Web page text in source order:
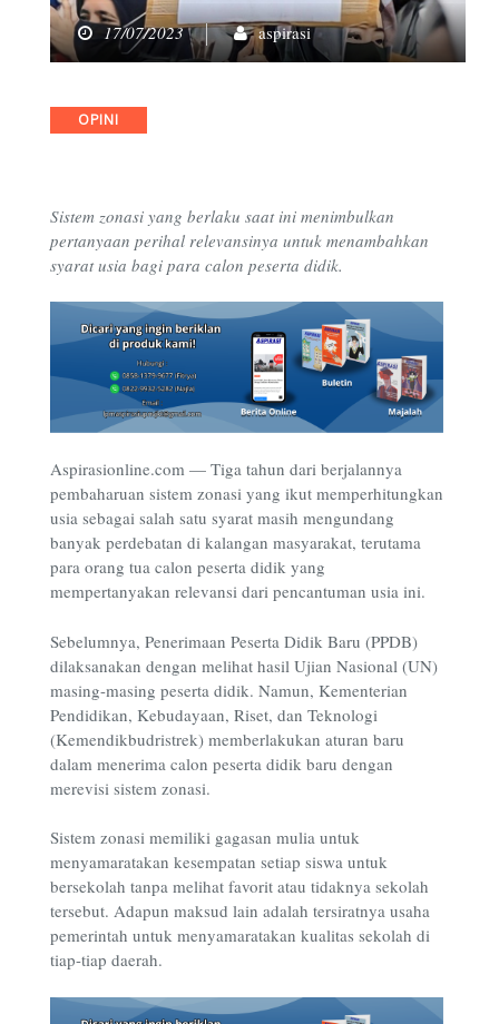
17/07/2023 aspirasi
Categories
OPINI
Sistem zonasi yang berlaku saat ini menimbulkan
pertanyaan perihal relevansinya untuk menambahkan
syarat usia bagi para calon peserta didik.
Aspirasionline.com — Tiga tahun dari berjalannya
pembaharuan sistem zonasi yang ikut memperhitungkan
usia sebagai salah satu syarat masih mengundang
banyak perdebatan di kalangan masyarakat, terutama
para orang tua calon peserta didik yang
mempertanyakan relevansi dari pencantuman usia ini.
Sebelumnya, Penerimaan Peserta Didik Baru (PPDB)
dilaksanakan dengan melihat hasil Ujian Nasional (UN)
masing-masing peserta didik. Namun, Kementerian
Pendidikan, Kebudayaan, Riset, dan Teknologi
(Kemendikbudristrek) memberlakukan aturan baru
dalam menerima calon peserta didik baru dengan
merevisi sistem zonasi.
Sistem zonasi memiliki gagasan mulia untuk
menyamaratakan kesempatan setiap siswa untuk
bersekolah tanpa melihat favorit atau tidaknya sekolah
tersebut. Adapun maksud lain adalah tersiratnya usaha
pemerintah untuk menyamaratakan kualitas sekolah di
tiap-tiap daerah.